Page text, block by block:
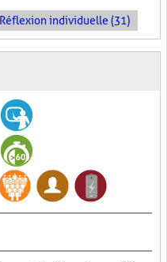
Réflexion individuelle (31)